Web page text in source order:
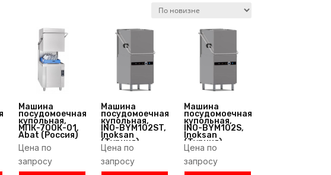
Машина
посудомоечная
купольная,
МПК-700К-01,
Abat (Россия)
Цена по
запросу
Машина
посудомоечная
купольная,
INO-BYM102ST,
Inoksan
(Турция)
Цена по
запросу
Машина
посудомоечная
купольная,
INO-BYM102S,
Inoksan
(Турция)
Цена по
запросу